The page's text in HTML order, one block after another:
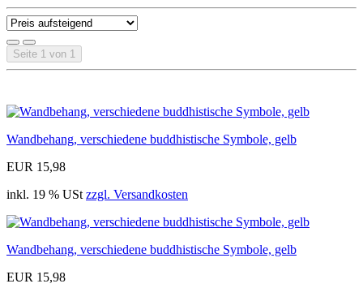
Seite 1 von 1
Wandbehang, verschiedene buddhistische Symbole, gelb
EUR 15,98
inkl. 19 % USt zzgl. Versandkosten
Wandbehang, verschiedene buddhistische Symbole, gelb
EUR 15,98